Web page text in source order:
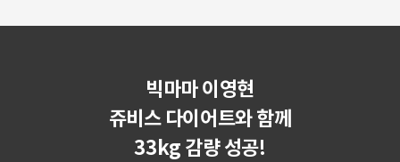
빅마마 이영현
쥬비스 다이어트와 함께
33kg 감량 성공!